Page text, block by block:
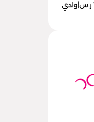
(CC14) | تخفيض 100 ر.س|وادي